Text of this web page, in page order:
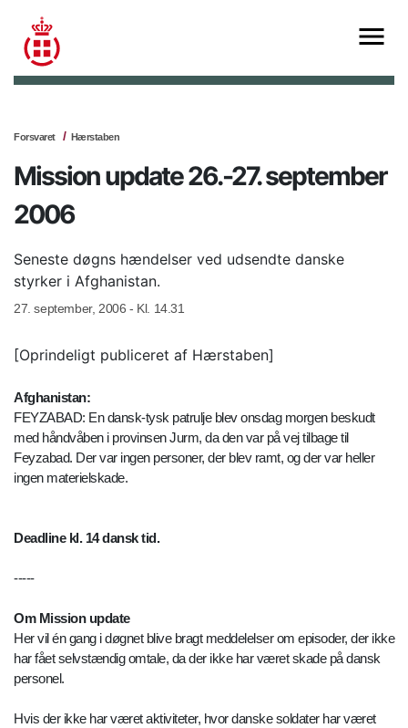
Forsvaret Hærstaben
Mission update 26.-27. september
2006
Seneste døgns hændelser ved udsendte danske
styrker i Afghanistan.
27. september, 2006 - Kl. 14.31
[Oprindeligt publiceret af Hærstaben]
Afghanistan:
FEYZABAD: En dansk-tysk patrulje blev onsdag morgen beskudt
med håndvåben i provinsen Jurm, da den var på vej tilbage til
Feyzabad. Der var ingen personer, der blev ramt, og der var heller
ingen materielskade.
Deadline kl. 14 dansk tid.
-----
Om Mission update
Her vil én gang i døgnet blive bragt meddelelser om episoder, der ikke
har fået selvstændig omtale, da der ikke har været skade på dansk
personel.
Hvis der ikke har været aktiviteter, hvor danske soldater har været